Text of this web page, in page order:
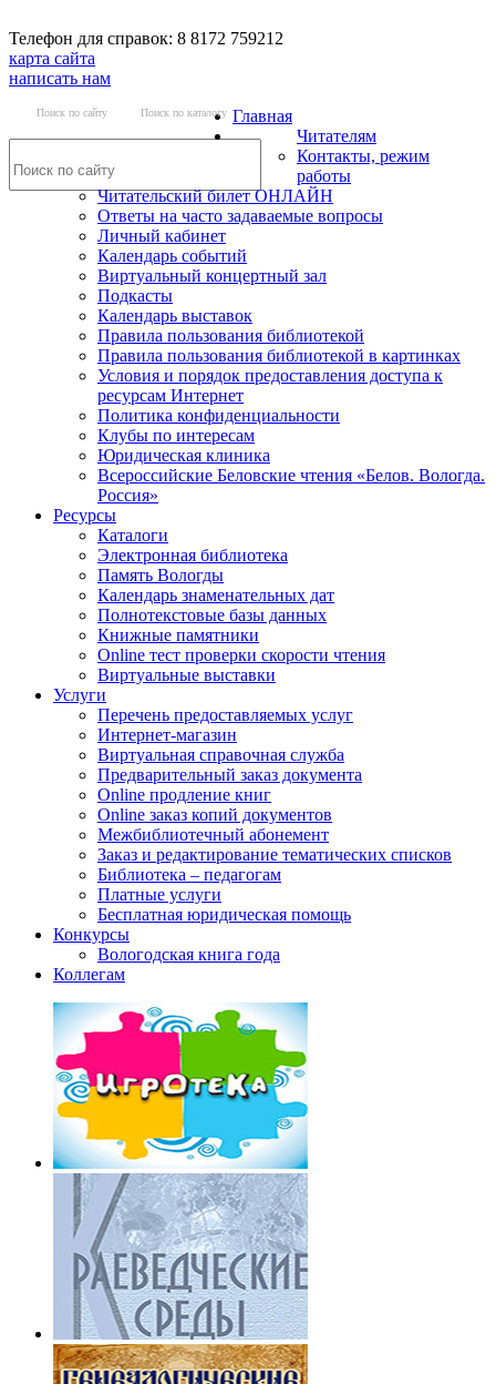
Телефон для справок: 8 8172 759212
карта сайта
написать нам
Поиск по сайту Поиск по каталогу Главная
Читателям
Контакты, режим
работы
Читательский билет ОНЛАЙН
Ответы на часто задаваемые вопросы
Личный кабинет
Календарь событий
Виртуальный концертный зал
Подкасты
Календарь выставок
Правила пользования библиотекой
Правила пользования библиотекой в картинках
Условия и порядок предоставления доступа к
ресурсам Интернет
Политика конфиденциальности
Клубы по интересам
Юридическая клиника
Всероссийские Беловские чтения «Белов. Вологда.
Россия»
Ресурсы
Каталоги
Электронная библиотека
Память Вологды
Календарь знаменательных дат
Полнотекстовые базы данных
Книжные памятники
Online тест проверки скорости чтения
Виртуальные выставки
Услуги
Перечень предоставляемых услуг
Интернет-магазин
Виртуальная справочная служба
Предварительный заказ документа
Online продление книг
Online заказ копий документов
Межбиблиотечный абонемент
Заказ и редактирование тематических списков
Библиотека – педагогам
Платные услуги
Бесплатная юридическая помощь
Конкурсы
Вологодская книга года
Коллегам